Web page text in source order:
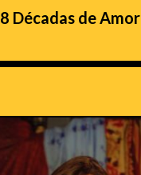
8 Décadas de Amor